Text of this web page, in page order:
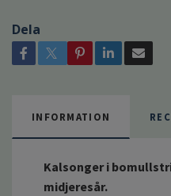
Dela
INFORMATION
Kalsonger i
midjeresår.